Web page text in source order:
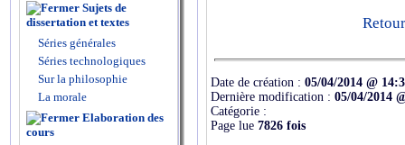
Sujets de
dissertation et textes
Séries générales
Séries technologiques
Sur la philosophie
La morale
Elaboration des
cours
Date de création : 05/04/2014 @
Dernière modification : 05/04/2014
Catégorie :
Page lue 7826 fois